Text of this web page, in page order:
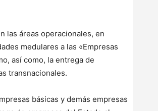
las áreas operacionales, en
medulares a las «Empresas
así como, la entrega de
transnacionales.
básicas y demás empresas